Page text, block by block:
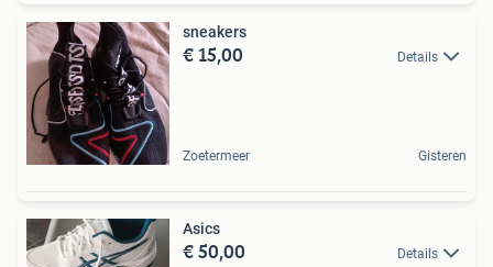
sneakers
€ 15,00 Details
Zoetermeer Gisteren
Asics
€ 50,00 Details